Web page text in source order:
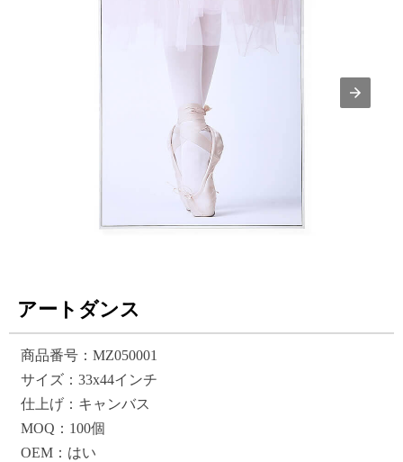
アートダンス
商品番号：MZ050001
サイズ：33x44インチ
仕上げ：キャンバス
MOQ：100個
OEM：はい